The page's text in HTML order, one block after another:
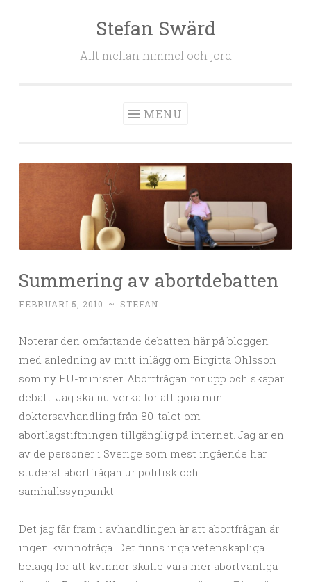
Stefan Swärd
Allt mellan himmel och jord
MENU
Summering av abortdebatten
FEBRUARI 5, 2010 ~ STEFAN
Noterar den omfattande debatten här på bloggen
med anledning av mitt inlägg om Birgitta Ohlsson
som ny EU-minister. Abortfrågan rör upp och skapar
debatt. Jag ska nu verka för att göra min
doktorsavhandling från 80-talet om
abortlagstiftningen tillgänglig på internet. Jag är en
av de personer i Sverige som mest ingående har
studerat abortfrågan ur politisk och
samhällssynpunkt.
Det jag får fram i avhandlingen är att abortfrågan är
ingen kvinnofråga. Det finns inga vetenskapliga
belägg för att kvinnor skulle vara mer abortvänliga